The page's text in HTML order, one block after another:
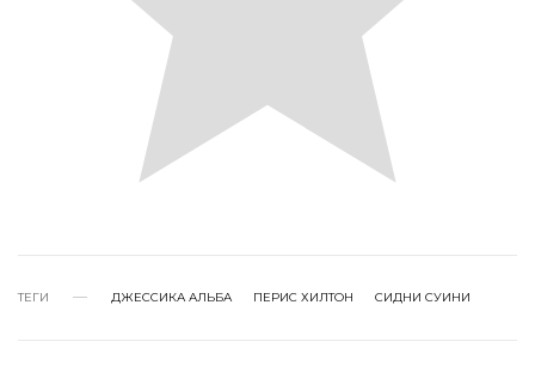
ТЕГИ ДЖЕССИКА АЛЬБА ПЕРИС ХИЛТОН СИДНИ СУИНИ